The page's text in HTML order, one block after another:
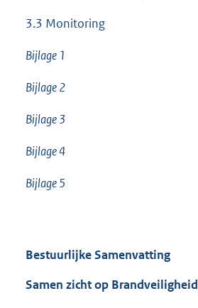
3.3 Monitoring
Bijlage 1
Bijlage 2
Bijlage 3
Bijlage 4
Bijlage 5
Bestuurlijke Samenvatting
Samen zicht op Brandveiligheid